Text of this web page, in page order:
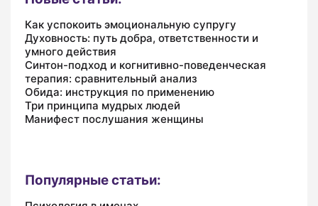
Как успокоить эмоциональную супругу
Духовность: путь добра, ответственности и
умного действия
Синтон-подход и когнитивно-поведенческая
терапия: сравнительный анализ
Обида: инструкция по применению
Три принципа мудрых людей
Манифест послушания женщины
Популярные статьи: